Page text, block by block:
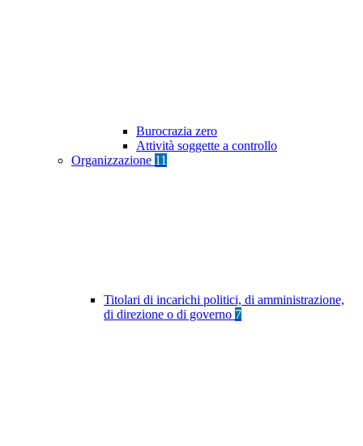
Burocrazia zero
Attività soggette a controllo
Organizzazione 11
Titolari di incarichi politici, di amministrazione,
di direzione o di governo 7